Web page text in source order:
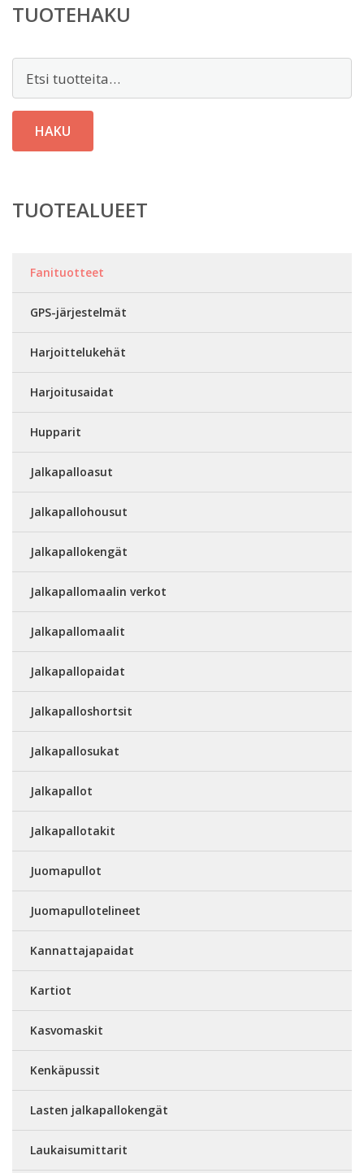
TUOTEHAKU
HAKU
TUOTEALUEET
Fanituotteet
GPS-järjestelmät
Harjoittelukehät
Harjoitusaidat
Hupparit
Jalkapalloasut
Jalkapallohousut
Jalkapallokengät
Jalkapallomaalin verkot
Jalkapallomaalit
Jalkapallopaidat
Jalkapalloshortsit
Jalkapallosukat
Jalkapallot
Jalkapallotakit
Juomapullot
Juomapullotelineet
Kannattajapaidat
Kartiot
Kasvomaskit
Kenkäpussit
Lasten jalkapallokengät
Laukaisumittarit